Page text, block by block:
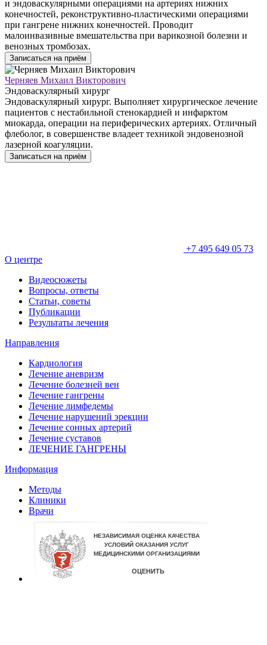
и эндоваскулярными операциями на артериях нижних
конечностей, реконструктивно-пластическими операциями
при гангрене нижних конечностей. Проводит
малоинвазивные вмешательства при варикозной болезни и
венозных тромбозах.
Записаться на приём
Черняев Михаил Викторович
Эндоваскулярный хирург
Эндоваскулярный хирург. Выполняет хирургическое лечение
пациентов с нестабильной стенокардией и инфарктом
миокарда, операции на периферических артериях. Отличный
флеболог, в совершенстве владеет техникой эндовенозной
лазерной коагуляции.
Записаться на приём
+7 495 649 05 73
О центре
Видеосюжеты
Вопросы, ответы
Статьи, советы
Публикации
Результаты лечения
Направления
Кардиология
Лечение аневризм
Лечение болезней вен
Лечение гангрены
Лечение лимфедемы
Лечение нарушений эрекции
Лечение сонных артерий
Лечение суставов
ЛЕЧЕНИЕ ГАНГРЕНЫ
Информация
Методы
Клиники
Врачи